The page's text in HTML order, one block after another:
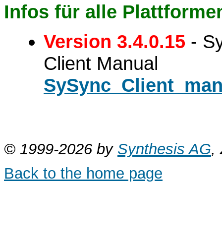
Infos für alle
Version 3.4.0.15 -
Client Manual
© 1999-2026 by Synthesis AG,
Back to the home page